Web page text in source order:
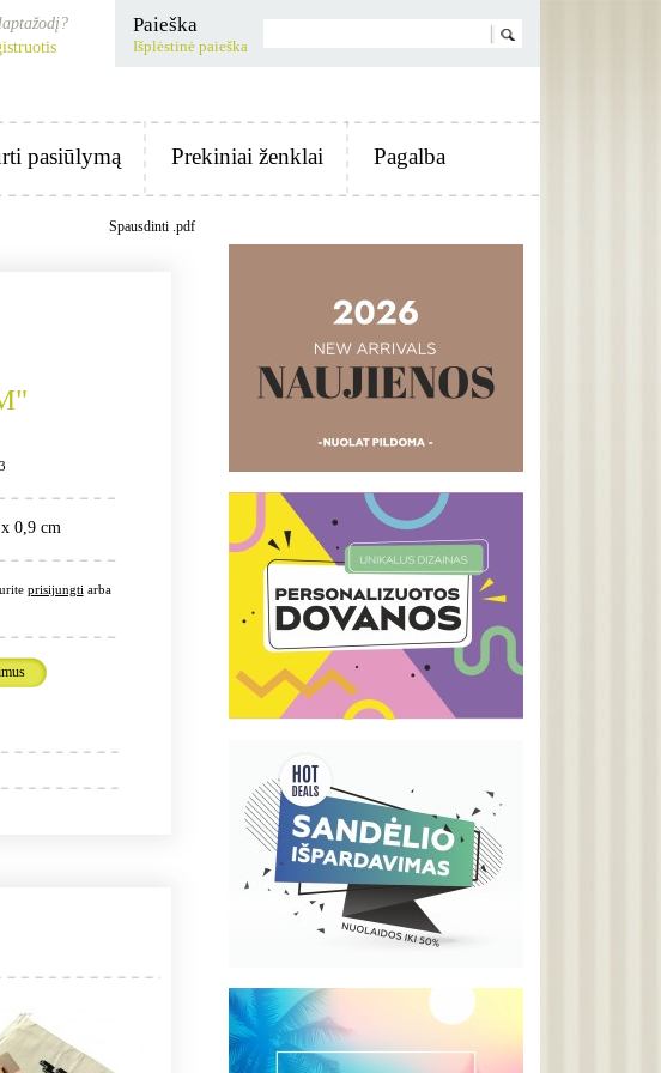
Paieška
Išplėstinė paieška
pasiūlymą Prekiniai ženklai Pagalba
Spausdinti .pdf
0,9 cm
prisijungti arba